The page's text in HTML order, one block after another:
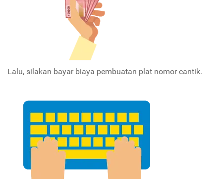
Lalu, silakan bayar biaya pembuatan plat nomor cantik.